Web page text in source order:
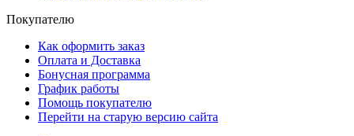
Покупателю
Как оформить заказ
Оплата и Доставка
Бонусная программа
График работы
Помощь покупателю
Перейти на старую версию сайта